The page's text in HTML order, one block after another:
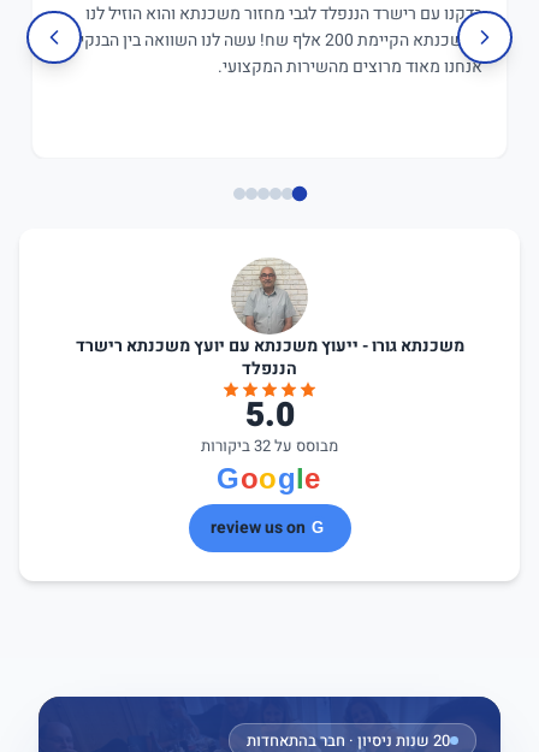
בדקנו עם רישרד הננפלד לגבי מחזור משכנתא והוא הוזיל לנו
במשכנתא הקיימת 200 אלף שח! עשה לנו השוואה בין הבנקים,
אנחנו מאוד מרוצים מהשירות המקצועי.
משכנתא גורו - ייעוץ משכנתא עם יועץ משכנתא רישרד
הננפלד
5.0
מבוסס על 32 ביקורות
review us on
20 שנות ניסיון · חבר בהתאחדות